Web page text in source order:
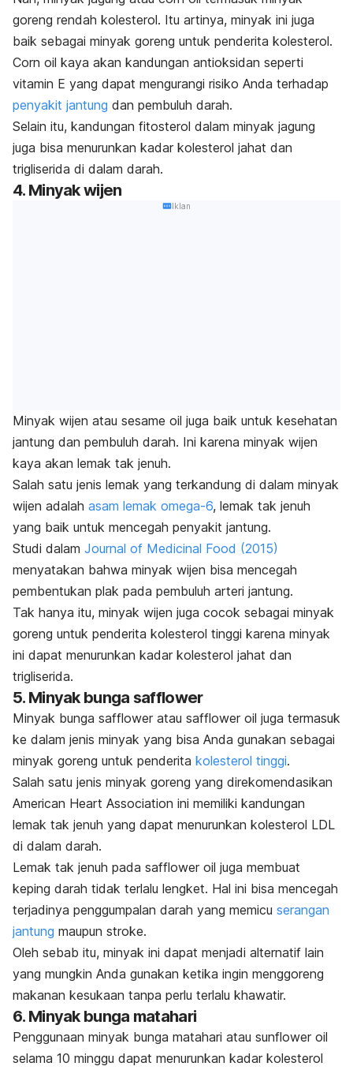
goreng rendah kolesterol. Itu artinya, minyak ini juga
baik sebagai minyak goreng untuk penderita kolesterol.
Corn oil kaya akan kandungan antioksidan seperti
vitamin E yang dapat mengurangi risiko Anda terhadap
penyakit jantung dan pembuluh darah.
Selain itu, kandungan fitosterol dalam minyak jagung
juga bisa menurunkan kadar kolesterol jahat dan
trigliserida di dalam darah.
4. Minyak wijen
Iklan
Minyak wijen atau sesame oil juga baik untuk kesehatan
jantung dan pembuluh darah. Ini karena minyak wijen
kaya akan lemak tak jenuh.
Salah satu jenis lemak yang terkandung di dalam minyak
wijen adalah asam lemak omega-6, lemak tak jenuh
yang baik untuk mencegah penyakit jantung.
Studi dalam Journal of Medicinal Food (2015)
menyatakan bahwa minyak wijen bisa mencegah
pembentukan plak pada pembuluh arteri jantung.
Tak hanya itu, minyak wijen juga cocok sebagai minyak
goreng untuk penderita kolesterol tinggi karena minyak
ini dapat menurunkan kadar kolesterol jahat dan
trigliserida.
5. Minyak bunga safflower
Minyak bunga safflower atau safflower oil juga termasuk
ke dalam jenis minyak yang bisa Anda gunakan sebagai
minyak goreng untuk penderita kolesterol tinggi.
Salah satu jenis minyak goreng yang direkomendasikan
American Heart Association ini memiliki kandungan
lemak tak jenuh yang dapat menurunkan kolesterol LDL
di dalam darah.
Lemak tak jenuh pada safflower oil juga membuat
keping darah tidak terlalu lengket. Hal ini bisa mencegah
terjadinya penggumpalan darah yang memicu serangan
jantung maupun stroke.
Oleh sebab itu, minyak ini dapat menjadi alternatif lain
yang mungkin Anda gunakan ketika ingin menggoreng
makanan kesukaan tanpa perlu terlalu khawatir.
6. Minyak bunga matahari
Penggunaan minyak bunga matahari atau sunflower oil
selama 10 minggu dapat menurunkan kadar kolesterol